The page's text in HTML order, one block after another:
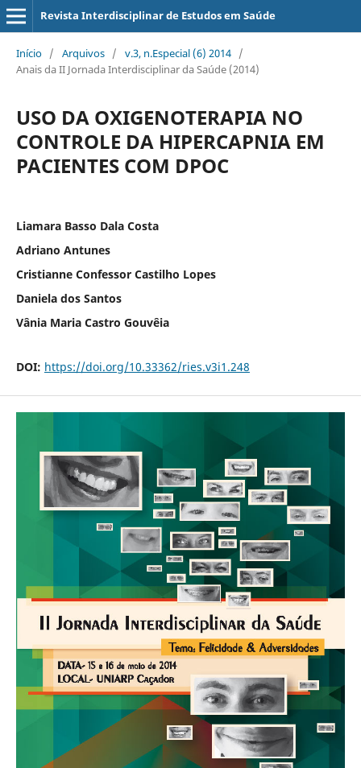
Revista Interdisciplinar de Estudos em Saúde
Início / Arquivos / v.3, n.Especial (6) 2014 /
Anais da II Jornada Interdisciplinar da Saúde (2014)
USO DA OXIGENOTERAPIA NO
CONTROLE DA HIPERCAPNIA EM
PACIENTES COM DPOC
Liamara Basso Dala Costa
Adriano Antunes
Cristianne Confessor Castilho Lopes
Daniela dos Santos
Vânia Maria Castro Gouvêia
DOI: https://doi.org/10.33362/ries.v3i1.248